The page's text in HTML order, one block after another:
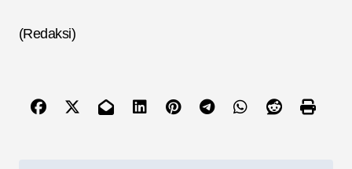
(Redaksi)